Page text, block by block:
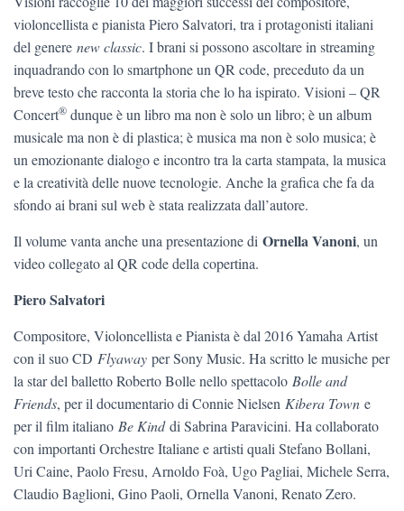
violoncellista e pianista Piero Salvatori, tra i protagonisti italiani
del genere new classic. I brani si possono ascoltare in streaming
inquadrando con lo smartphone un QR code, preceduto da un
breve testo che racconta la storia che lo ha ispirato. Visioni – QR
Concert® dunque è un libro ma non è solo un libro; è un album
musicale ma non è di plastica; è musica ma non è solo musica; è
un emozionante dialogo e incontro tra la carta stampata, la musica
e la creatività delle nuove tecnologie. Anche la grafica che fa da
sfondo ai brani sul web è stata realizzata dall’autore.
Il volume vanta anche una presentazione di Ornella Vanoni, un
video collegato al QR code della copertina.
Piero Salvatori
Compositore, Violoncellista e Pianista è dal 2016 Yamaha Artist
con il suo CD Flyaway per Sony Music. Ha scritto le musiche per
la star del balletto Roberto Bolle nello spettacolo Bolle and
Friends, per il documentario di Connie Nielsen Kibera Town e
per il film italiano Be Kinddi Sabrina Paravicini. Ha collaborato
con importanti Orchestre Italiane e artisti quali Stefano Bollani,
Uri Caine, Paolo Fresu, Arnoldo Foà, Ugo Pagliai, Michele Serra,
Claudio Baglioni, Gino Paoli, Ornella Vanoni, Renato Zero.